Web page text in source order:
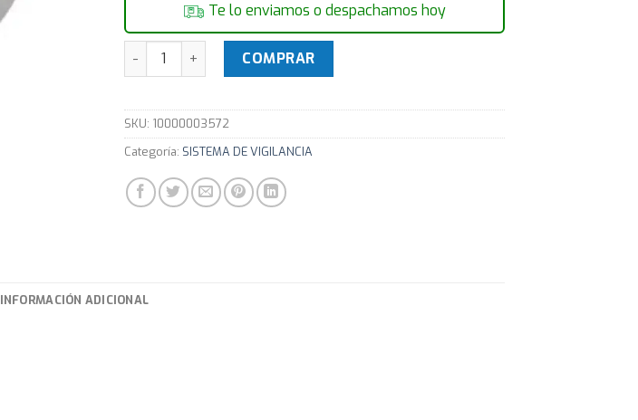
Te lo enviamos o despachamos hoy
Cámara Dahua CCTV Ipc-hdbw2221r 2mp 2.7-12mm Vari Domo cantidad
COMPRAR
SKU: 10000003572
Categoría: SISTEMA DE VIGILANCIA
INFORMACIÓN ADICIONAL